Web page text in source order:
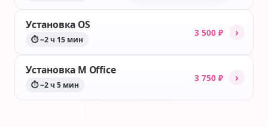
Установка OS
⏱ ~2 ч 15 мин
3 500 ₽ ›
Установка M Office
⏱ ~2 ч 5 мин
3 750 ₽ ›